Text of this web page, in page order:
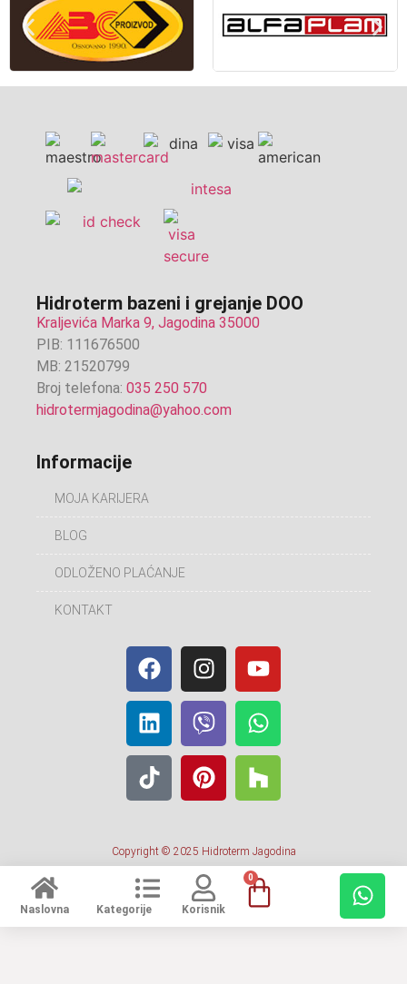
Hidroterm bazeni i grejanje DOO
Kraljevića Marka 9, Jagodina 35000
PIB: 111676500
MB: 21520799
Broj telefona: 035 250 570
hidrotermjagodina@yahoo.com
Informacije
MOJA KARIJERA
BLOG
ODLOŽENO PLAĆANJE
KONTAKT
Copyright © 2025 Hidroterm Jagodina
Naslovna Kategorije Korisnik
0